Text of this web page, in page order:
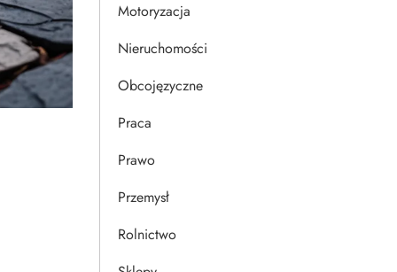
Motoryzacja
Nieruchomości
Obcojęzyczne
Praca
Prawo
Przemysł
Rolnictwo